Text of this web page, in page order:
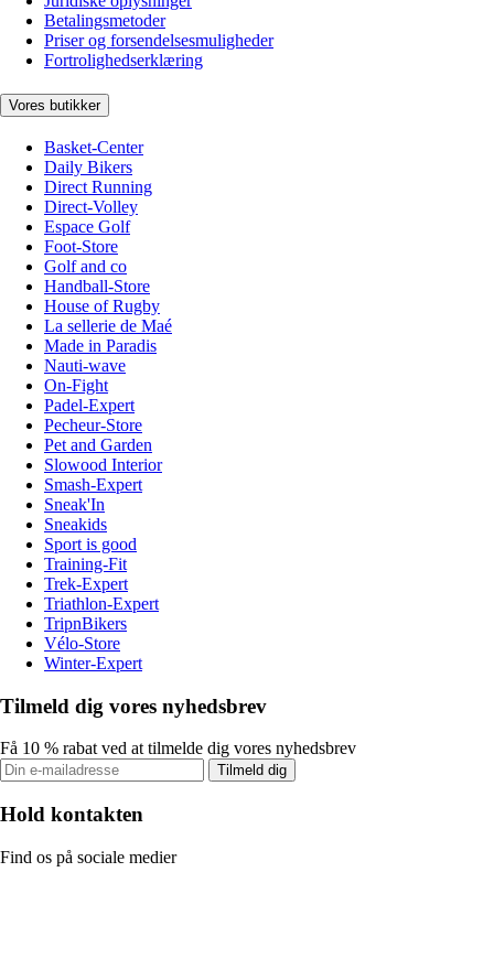
Betalingsmetoder
Priser og forsendelsesmuligheder
Fortrolighedserklæring
Vores butikker
Basket-Center
Daily Bikers
Direct Running
Direct-Volley
Espace Golf
Foot-Store
Golf and co
Handball-Store
House of Rugby
La sellerie de Maé
Made in Paradis
Nauti-wave
On-Fight
Padel-Expert
Pecheur-Store
Pet and Garden
Slowood Interior
Smash-Expert
Sneak'In
Sneakids
Sport is good
Training-Fit
Trek-Expert
Triathlon-Expert
TripnBikers
Vélo-Store
Winter-Expert
Tilmeld dig vores nyhedsbrev
Få 10 % rabat ved at tilmelde dig vores nyhedsbrev
Tilmeld dig
Hold kontakten
Find os på sociale medier